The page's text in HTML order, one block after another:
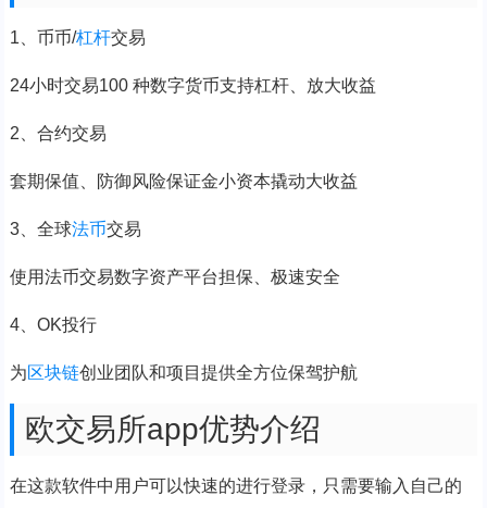
1、币币/杠杆交易
24小时交易100 种数字货币支持杠杆、放大收益
2、合约交易
套期保值、防御风险保证金小资本撬动大收益
3、全球法币交易
使用法币交易数字资产平台担保、极速安全
4、OK投行
为区块链创业团队和项目提供全方位保驾护航
欧交易所app优势介绍
在这款软件中用户可以快速的进行登录，只需要输入自己的